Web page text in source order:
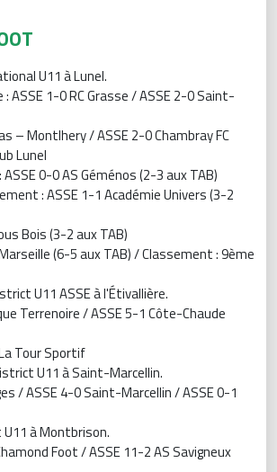
U11 à Lunel.
ASSE 1-0 RC Grasse / ASSE 2-0 Saint-
– Montlhery / ASSE 2-0 Chambray FC
Lunel
0-0 AS Géménos (2-3 aux TAB)
: ASSE 1-1 Académie Univers (3-2
Bois (3-2 aux TAB)
(6-5 aux TAB) / Classement : 9ème
U11 ASSE à l'Étivallière.
Terrenoire / ASSE 5-1 Côte-Chaude
Tour Sportif
U11 à Saint-Marcellin.
/ ASSE 4-0 Saint-Marcellin / ASSE 0-1
à Montbrison.
Foot / ASSE 11-2 AS Savigneux